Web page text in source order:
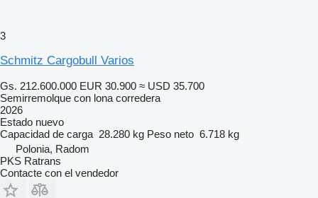
3
Schmitz Cargobull Varios
Gs. 212.600.000 EUR 30.900 ≈ USD 35.700
Semirremolque con lona corredera
2026
Estado nuevo
Capacidad de carga 28.280 kg Peso neto 6.718 kg
Polonia, Radom
PKS Ratrans
Contacte con el vendedor